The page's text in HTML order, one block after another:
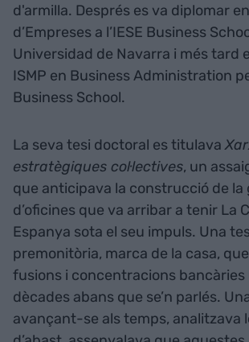
d'armilla. Després es va diplomar
d’Empreses a l’IESE Business
Universidad de Navarra i més tard
ISMP en Business Administration
Business School.
La seva tesi doctoral es titulava
estratègiques col·lectives, un
que anticipava la construcció de la
d’oficines que va arribar a tenir La
Espanya sota el seu impuls. Una
premonitòria, marca de la casa,
fusions i concentracions
dècades abans que se’n parlés.
avançant-se als temps, analitzava